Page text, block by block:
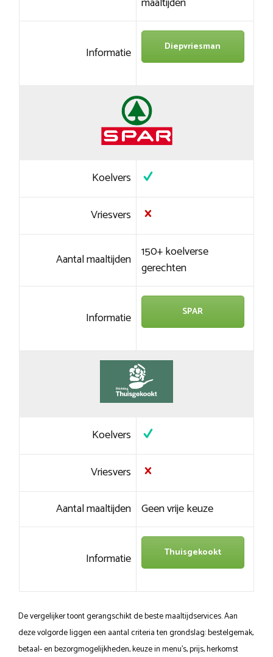
Informatie Diepvriesman
Koelvers
Vriesvers
Aantal maaltijden 150+ koelverse
gerechten
Informatie SPAR
Koelvers
Vriesvers
Aantal maaltijden Geen vrije keuze
Informatie Thuisgekookt
De vergelijker toont gerangschikt de beste maaltijdservices. Aan
deze volgorde liggen een aantal criteria ten grondslag: bestelgemak,
betaal- en bezorgmogelijkheden, keuze in menu’s, prijs, herkomst